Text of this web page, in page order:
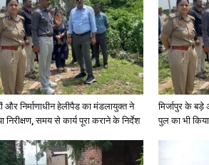
और निर्माणाधीन हेलीपैड का मंडलायुक्त ने
निरीक्षण, समय से कार्य पूरा कराने के निर्देश
मिर्जापुर के बड़े
पुल का भी किया